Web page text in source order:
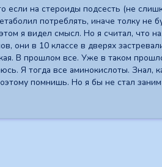
на стероиды подсесть (не
потреблять, иначе толку не
я видел смысл. Но я считал, что
они в 10 классе в дверях
В прошлом все. Уже в таком
Я тогда все аминокислоты. Знал,
помнишь. Но я бы не стал